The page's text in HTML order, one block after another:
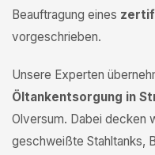
Beauftragung eines
vorgeschrieben.
Unsere Experten
Öltankentsorgung in
Olversum. Dabei decken
geschweißte Stahltanks,